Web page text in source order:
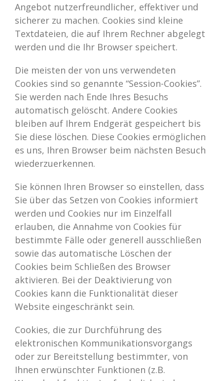
Angebot nutzerfreundlicher, effektiver und
sicherer zu machen. Cookies sind kleine
Textdateien, die auf Ihrem Rechner abgelegt
werden und die Ihr Browser speichert.
Die meisten der von uns verwendeten
Cookies sind so genannte “Session-Cookies”.
Sie werden nach Ende Ihres Besuchs
automatisch gelöscht. Andere Cookies
bleiben auf Ihrem Endgerät gespeichert bis
Sie diese löschen. Diese Cookies ermöglichen
es uns, Ihren Browser beim nächsten Besuch
wiederzuerkennen.
Sie können Ihren Browser so einstellen, dass
Sie über das Setzen von Cookies informiert
werden und Cookies nur im Einzelfall
erlauben, die Annahme von Cookies für
bestimmte Fälle oder generell ausschließen
sowie das automatische Löschen der
Cookies beim Schließen des Browser
aktivieren. Bei der Deaktivierung von
Cookies kann die Funktionalität dieser
Website eingeschränkt sein.
Cookies, die zur Durchführung des
elektronischen Kommunikationsvorgangs
oder zur Bereitstellung bestimmter, von
Ihnen erwünschter Funktionen (z.B.